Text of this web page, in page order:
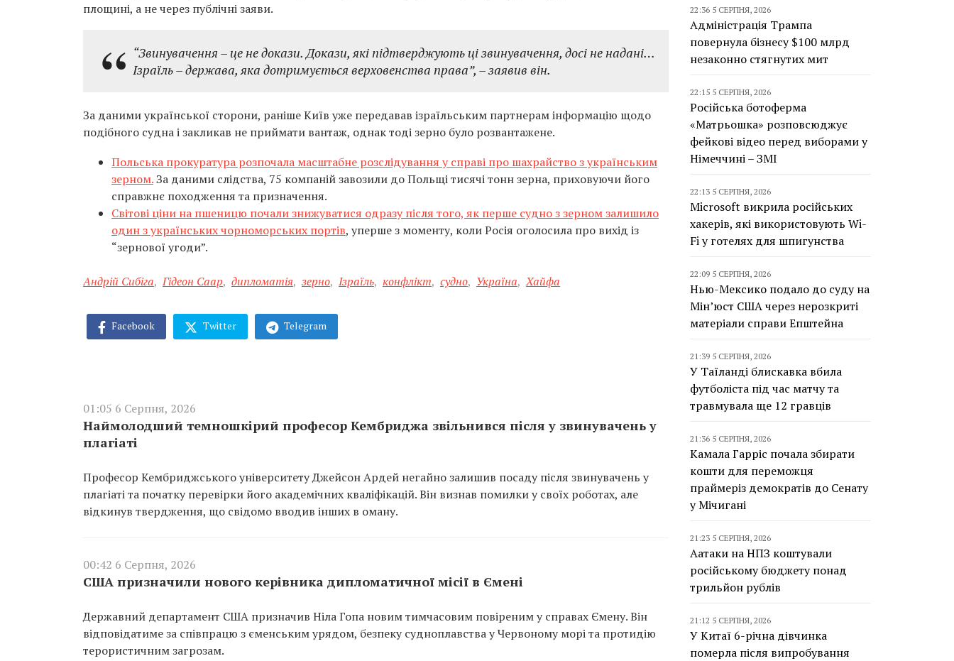
площині, а не через публічні заяви.
“Звинувачення – це не докази. Докази, які підтверджують ці звинувачення, досі не надані…
Ізраїль – держава, яка дотримується верховенства права”, – заявив він.
За даними української сторони, раніше Київ уже передавав ізраїльським партнерам інформацію щодо
подібного судна і закликав не приймати вантаж, однак тоді зерно було розвантажене.
Польська прокуратура розпочала масштабне розслідування у справі про шахрайство з українським
зерном.За даними слідства, 75 компаній завозили до Польщі тисячі тонн зерна, приховуючи його
справжнє походження та призначення.
Світові ціни на пшеницю почали знижуватися одразу після того, як перше судно з зерном залишило
один з українських чорноморських портів, уперше з моменту, коли Росія оголосила про вихід із
“зернової угоди”.
Андрій Сибіга, Гідеон Саар, дипломатія, зерно, Ізраїль, конфлікт, судно, Україна, Хайфа
Facebook Twitter Telegram
01:05 6 Серпня, 2026
Наймолодший темношкірий професор Кембриджа звільнився після у звинувачень у
плагіаті
Професор Кембриджського університету Джейсон Ардей негайно залишив посаду після звинувачень у
плагіаті та початку перевірки його академічних кваліфікацій. Він визнав помилки у своїх роботах, але
відкинув твердження, що свідомо вводив інших в оману.
00:42 6 Серпня, 2026
США призначили нового керівника дипломатичної місії в Ємені
Державний департамент США призначив Ніла Гопа новим тимчасовим повіреним у справах Ємену. Він
відповідатиме за співпрацю з єменським урядом, безпеку судноплавства у Червоному морі та протидію
терористичним загрозам.
22:36 5 СЕРПНЯ, 2026
Адміністрація Трампа
повернула бізнесу $100 млрд
незаконно стягнутих мит
22:15 5 СЕРПНЯ, 2026
Російська ботоферма
«Матрьошка» розповсюджує
фейкові відео перед виборами у
Німеччині – ЗМІ
22:13 5 СЕРПНЯ, 2026
Microsoft викрила російських
хакерів, які використовують Wi-
Fi у готелях для шпигунства
22:09 5 СЕРПНЯ, 2026
Нью-Мексико подало до суду на
Мін’юст США через нерозкриті
матеріали справи Епштейна
21:39 5 СЕРПНЯ, 2026
У Таїланді блискавка вбила
футболіста під час матчу та
травмувала ще 12 гравців
21:36 5 СЕРПНЯ, 2026
Камала Гарріс почала збирати
кошти для переможця
праймеріз демократів до Сенату
у Мічигані
21:23 5 СЕРПНЯ, 2026
Аатаки на НПЗ коштували
російському бюджету понад
трильйон рублів
21:12 5 СЕРПНЯ, 2026
У Китаї 6-річна дівчинка
померла після випробування